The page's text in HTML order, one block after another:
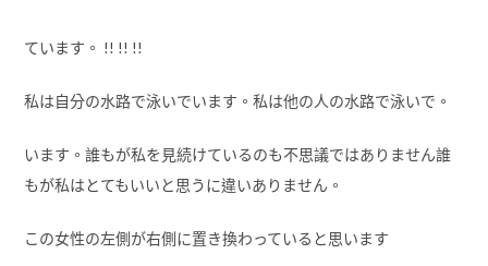
ています。 !! !! !!
私は自分の水路で泳いでいます。私は他の人の水路で泳いで。
います。誰もが私を見続けているのも不思議ではありません誰
もが私はとてもいいと思うに違いありません。
この女性の左側が右側に置き換わっていると思います